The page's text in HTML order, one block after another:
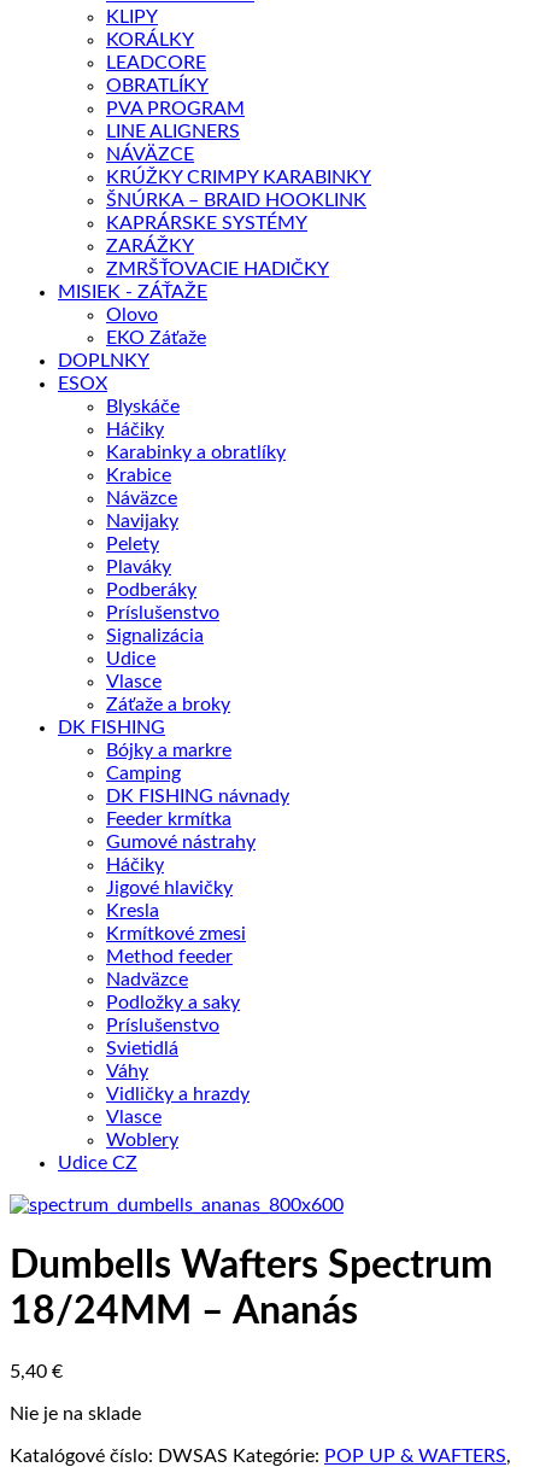
KLIPY
KORÁLKY
LEADCORE
OBRATLÍKY
PVA PROGRAM
LINE ALIGNERS
NÁVÄZCE
KRÚŽKY CRIMPY KARABINKY
ŠNÚRKA – BRAID HOOKLINK
KAPRÁRSKE SYSTÉMY
ZARÁŽKY
ZMRŠŤOVACIE HADIČKY
MISIEK - ZÁŤAŽE
Olovo
EKO Záťaže
DOPLNKY
ESOX
Blyskáče
Háčiky
Karabinky a obratlíky
Krabice
Náväzce
Navijaky
Pelety
Plaváky
Podberáky
Príslušenstvo
Signalizácia
Udice
Vlasce
Záťaže a broky
DK FISHING
Bójky a markre
Camping
DK FISHING návnady
Feeder krmítka
Gumové nástrahy
Háčiky
Jigové hlavičky
Kresla
Krmítkové zmesi
Method feeder
Nadväzce
Podložky a saky
Príslušenstvo
Svietidlá
Váhy
Vidličky a hrazdy
Vlasce
Woblery
Udice CZ
Dumbells Wafters Spectrum
18/24MM – Ananás
5,40 €
Nie je na sklade
Katalógové číslo: DWSAS Kategórie: POP UP & WAFTERS,